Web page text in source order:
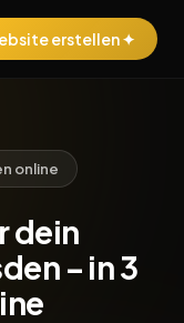
erstellen ✦
online
dein
– in 3